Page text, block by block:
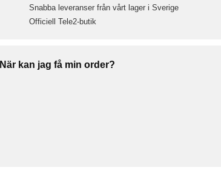
Snabba leveranser från vårt lager i Sverige
Officiell Tele2-butik
När kan jag få min order?